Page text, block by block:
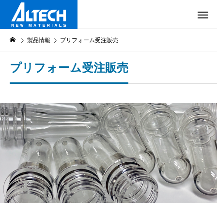
製品情報 プリフォーム受注販売
プリフォーム受注販売